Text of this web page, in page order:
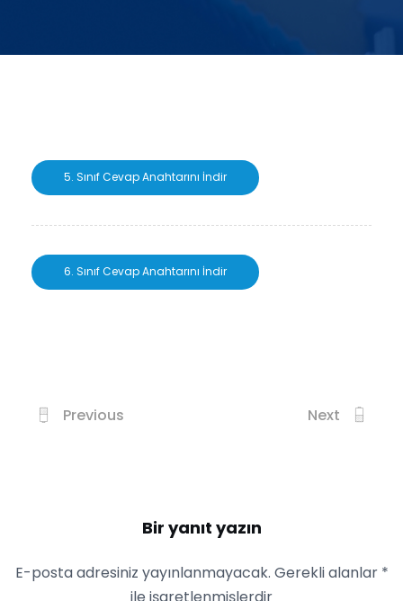
5. Sınıf Cevap Anahtarını İndir
6. Sınıf Cevap Anahtarını İndir
Previous Next
Bir yanıt yazın
E-posta adresiniz yayınlanmayacak. Gerekli alanlar *